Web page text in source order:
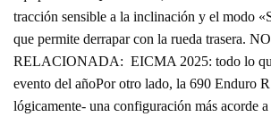
tracción sensible a la inclinación y el modo
que permite derrapar con la rueda trasera.
RELACIONADA: EICMA 2025: todo lo
evento del añoPor otro lado, la 690 Enduro
lógicamente- una configuración más acorde